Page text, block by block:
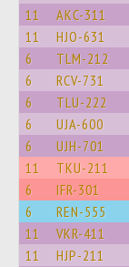
11 AKC-311
11 HJO-631
6 TLM-212
6 RCV-731
6 TLU-222
6 UJA-600
6 UJH-701
11 TKU-211
6 IFR-301
6 REN-555
11 VKR-411
11 HJP-211